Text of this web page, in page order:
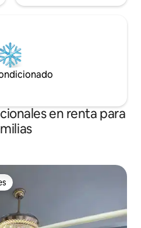
en renta para
huéspedes